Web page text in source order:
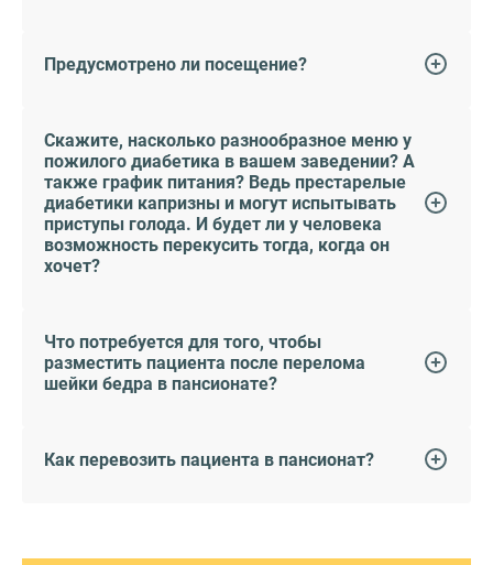
Предусмотрено ли посещение?
Скажите, насколько разнообразное меню у
пожилого диабетика в вашем заведении? А
также график питания? Ведь престарелые
диабетики капризны и могут испытывать
приступы голода. И будет ли у человека
возможность перекусить тогда, когда он
хочет?
Что потребуется для того, чтобы
разместить пациента после перелома
шейки бедра в пансионате?
Как перевозить пациента в пансионат?